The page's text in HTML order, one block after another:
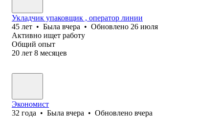
Укладчик упаковщик , оператор линии
45 лет • Была вчера • Обновлено 26 июля
Активно ищет работу
Общий опыт
20 лет 8 месяцев
Экономист
32 года • Была вчера • Обновлено вчера